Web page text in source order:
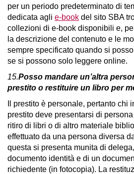
per un periodo predeterminato di
dedicata agli e-book del sito SBA
collezioni di e-book disponibili e,
la descrizione del contenuto e le
sempre specificato quando si
se si possono solo leggere online.
15.Posso mandare un’altra
prestito o restituire un libro per
Il prestito è personale, pertanto chi
prestito deve presentarsi di persona
ritiro di libri o di altro materiale
effettuato da una persona diversa
questa si presenta munita di
documento identità e di un
richiedente (in fotocopia). La